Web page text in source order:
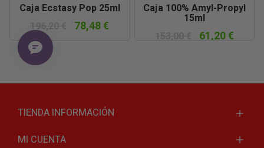
Caja Ecstasy Pop 25ml
196,20 €
78,48 €
Caja 100% Amyl-Propyl
15ml
61,20 €
TIENDA INFORMACIÓN
MI CUENTA